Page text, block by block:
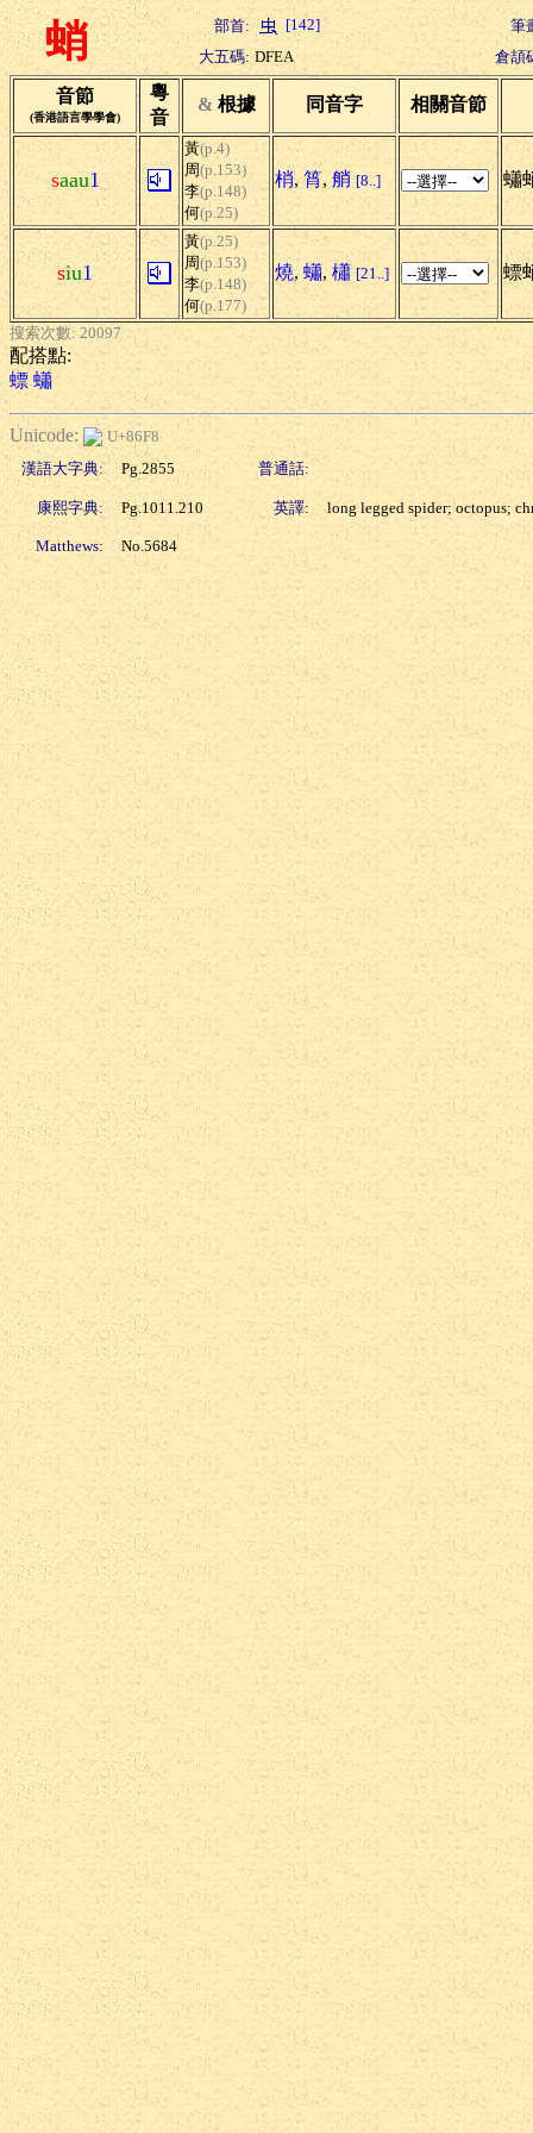
蛸 部首: [142]
筆
大五碼: DFEA 倉頡
音節
(香港語言學學會)
粵
音
& 根據 同音字 相關音節
saau1
黃(p.4)
周(p.153)
李(p.148)
何(p.25)
梢, 筲, 艄 [8..] 蠨
siu1
黃(p.25)
周(p.153)
李(p.148)
何(p.177)
燒, 蠨, 櫹 [21..] 螵
搜索次數: 20097
配搭點:
螵 蠨
Unicode:
U+86F8
漢語大字典:
Pg.2855 普通話:
康熙字典: Pg.1011.210 英譯: long legged spider; octopus;
Matthews: No.5684